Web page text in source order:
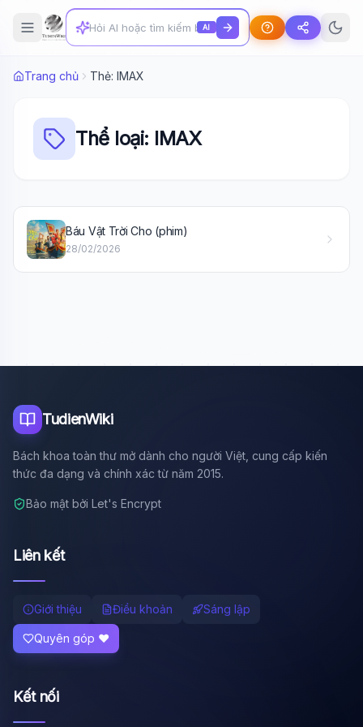
AI
Trang chủ Thẻ: IMAX
Thể loại: IMAX
Báu Vật Trời Cho (phim)
28/02/2026
TudienWiki
Bách khoa toàn thư mở dành cho người Việt, cung cấp kiến
thức đa dạng và chính xác từ năm 2015.
Bảo mật bởi Let's Encrypt
Liên kết
Giới thiệu Điều khoản Sáng lập
Quyên góp ❤️
Kết nối
🤖Sẵn sàng hỗ trợ
Tôi là trợ lý AI của TuDienWiki. Hãy hỏi tôi bất kỳ điều gì
🪐 Sao Mộc là gì?
🔬 Albert Einstein